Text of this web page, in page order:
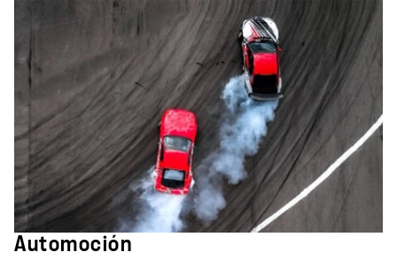
Automoción